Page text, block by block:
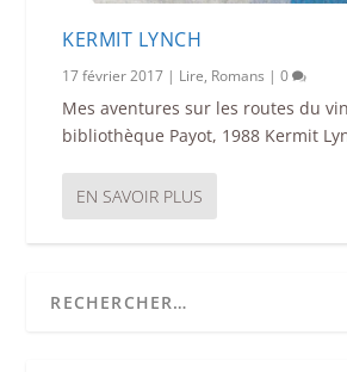
KERMIT LYNCH
17 février 2017 | Lire, Romans |0
Mes aventures sur les routes du
bibliothèque Payot, 1988 Kermit
EN SAVOIR PLUS